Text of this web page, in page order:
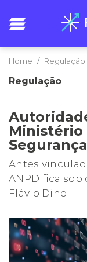
Home Regulação
Regulação
Ministério
Antes
ANPD fica
Flávio Dino